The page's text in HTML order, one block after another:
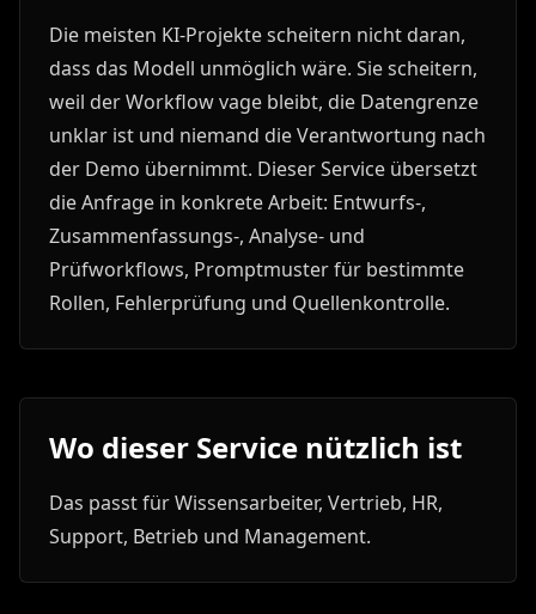
Die meisten KI-Projekte scheitern nicht daran,
dass das Modell unmöglich wäre. Sie scheitern,
weil der Workflow vage bleibt, die Datengrenze
unklar ist und niemand die Verantwortung nach
der Demo übernimmt. Dieser Service übersetzt
die Anfrage in konkrete Arbeit: Entwurfs-,
Zusammenfassungs-, Analyse- und
Prüfworkflows, Promptmuster für bestimmte
Rollen, Fehlerprüfung und Quellenkontrolle.
Wo dieser Service nützlich ist
Das passt für Wissensarbeiter, Vertrieb, HR,
Support, Betrieb und Management.